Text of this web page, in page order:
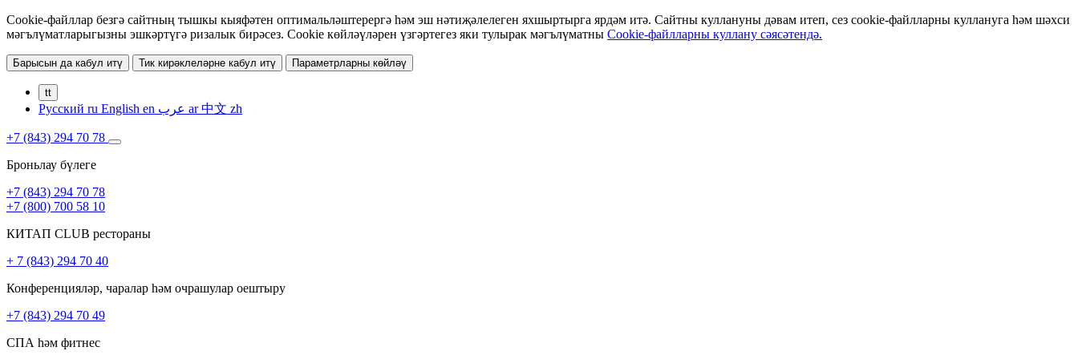
Cookie-файллар безгә сайтның тышкы кыяфәтен оптимальләштерергә һәм эш нәтиҗәлелеген яхшыртырга ярдәм итә. Сайтны куллануны дәвам итеп, сез cookie-файлларны куллануга һәм шәхси
мәгълүматларыгызны эшкәртүгә ризалык бирәсез. Cookie көйләүләрен үзгәртегез яки тулырак мәгълүматны Cookie-файлларны куллану сәясәтендә.
Барысын да кабул итү Тик кирәклеләрне кабул итү Параметрларны көйләү
tt
Русский ru English en ar中文 zh
+7 (843) 294 70 78
Броньлау бүлеге
+7 (843) 294 70 78
+7 (800) 700 58 10
КИТАП CLUB рестораны
+ 7 (843) 294 70 40
Конференцияләр, чаралар һәм очрашулар оештыру
+7 (843) 294 70 49
СПА һәм фитнес